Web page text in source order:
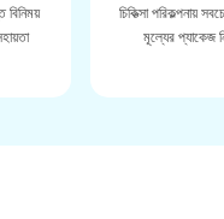
চিকিত্সা পরিকল্পনায়
মূল্যের প্যাকেজ